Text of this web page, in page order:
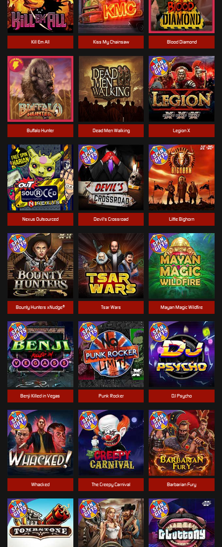
Kill Em All Blood Diamond
Dead Men Walking
Tsar Wars
Nexus Outsourced
Kiss My Chainsaw
Bounty Hunters xNudge®
Little Bighorn
Benji Killed in Vegas
Barbarian Fury
Devil's Crossroad
Mayan Magic Wildfire
Legion X
DJ Psycho
Buffalo Hunter
Punk Rocker
The Creepy Carnival
Whacked